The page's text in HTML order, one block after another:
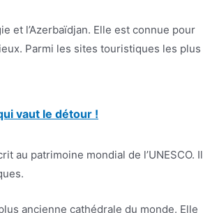
et l’Azerbaïdjan. Elle est connue pour
Parmi les sites touristiques les plus
vaut le détour !
au patrimoine mondial de l’UNESCO. Il
ancienne cathédrale du monde. Elle